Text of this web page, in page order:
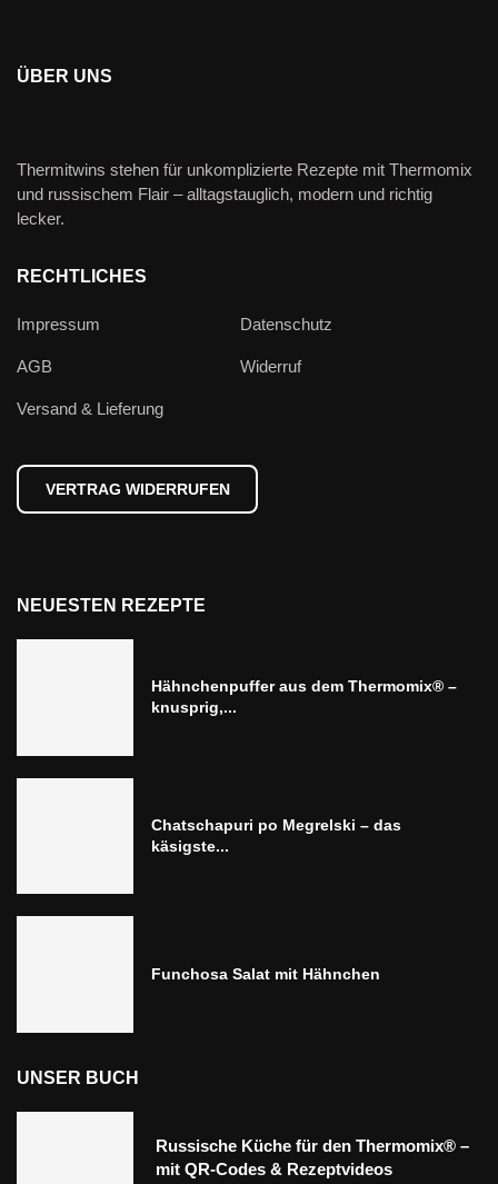
ÜBER UNS
Thermitwins stehen für unkomplizierte Rezepte mit Thermomix
und russischem Flair – alltagstauglich, modern und richtig
lecker.
RECHTLICHES
Impressum Datenschutz
AGB Widerruf
Versand & Lieferung
VERTRAG WIDERRUFEN
NEUESTEN REZEPTE
Hähnchenpuffer aus dem Thermomix® –
knusprig,...
Chatschapuri po Megrelski – das
käsigste...
Funchosa Salat mit Hähnchen
UNSER BUCH
Russische Küche für den Thermomix® –
mit QR-Codes & Rezeptvideos